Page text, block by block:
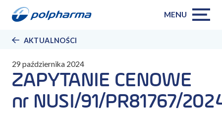
MENU
AKTUALNOŚCI
29 października 2024
ZAPYTANIE CENOWE
nr NUSI/91/PR81767/